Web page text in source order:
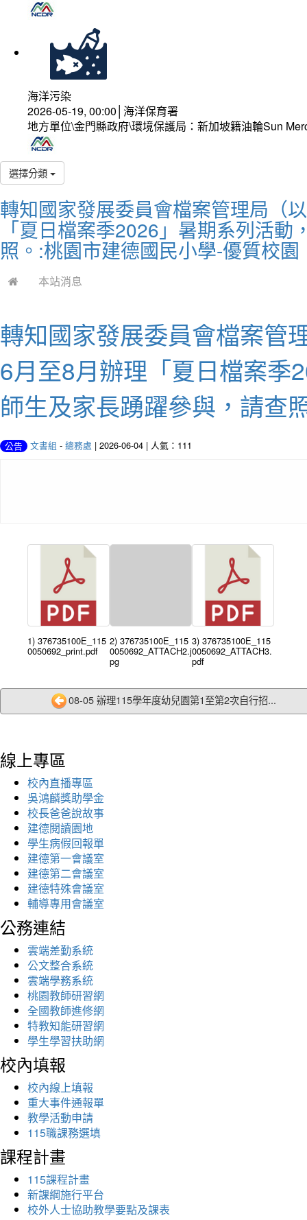
海洋污染
2026-05-19, 00:00│海洋保育署
地方單位\金門縣政府\環境保護局：新加坡籍油輪Sun
選擇分類
轉知國家發展委員會檔案管理局（
「夏日檔案季2026」暑期系列活
照。:桃園市建德國民小學-優質校園
本站消息
轉知國家發展委員會檔案管
6月至8月辦理「夏日檔案季
師生及家長踴躍參與，請查
公告 文書組 - 總務處 | 2026-06-04 | 人氣：111
1) 376735100E_115
0050692_print.pdf
2) 376735100E_115
0050692_ATTACH2.j
pg
3) 376735100E_115
0050692_ATTACH3.
pdf
08-05 辦理115學年度幼兒園第1至第2次自行招...
線上專區
校內直播專區
吳鴻麟獎助學金
校長爸爸說故事
建德閱讀園地
學生病假回報單
建德第一會議室
建德第二會議室
建德特殊會議室
輔導專用會議室
公務連結
雲端差勤系統
公文整合系統
雲端學務系統
桃園教師研習網
全國教師進修網
特教知能研習網
學生學習扶助網
校內填報
校內線上填報
重大事件通報單
教學活動申請
115職課務選填
課程計畫
115課程計畫
新課綱施行平台
校外人士協助教學要點及課表